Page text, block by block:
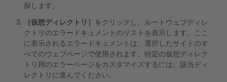
探します。
［仮想ディレクトリ］
をクリックし、ルートウェブディレ
クトリのエラードキュメントのリストを表示します。ここ
に表示されるエラードキュメントは、選択したサイトのす
べてのウェブページで使用されます。特定の仮想ディレク
トリ用のエラーページをカスタマイズするには、該当ディ
レクトリに進んでください。